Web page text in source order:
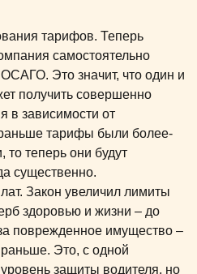
тарифов. Теперь
самостоятельно
Это значит, что один и
получить совершенно
в зависимости от
тарифы были более-
теперь они будут
существенно.
Закон увеличил лимиты
здоровью и жизни – до
поврежденное имущество –
Это, с одной
защиты водителя, но